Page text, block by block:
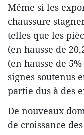
Même si les
chaussure
telles que les
(en hausse de
(en hausse de
signes soutenus
partie dus à des
De nouveaux
de croissance